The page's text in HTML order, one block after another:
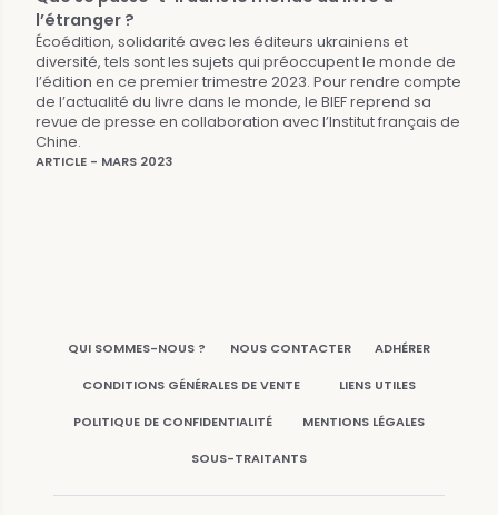
l’étranger ?
Écoédition, solidarité avec les éditeurs ukrainiens et
diversité, tels sont les sujets qui préoccupent le monde de
l’édition en ce premier trimestre 2023. Pour rendre compte
de l’actualité du livre dans le monde, le BIEF reprend sa
revue de presse en collaboration avec l’Institut français de
Chine.
ARTICLE - MARS 2023
QUI SOMMES-NOUS ? NOUS CONTACTER ADHÉRER
CONDITIONS GÉNÉRALES DE VENTE LIENS UTILES
POLITIQUE DE CONFIDENTIALITÉ MENTIONS LÉGALES
SOUS-TRAITANTS